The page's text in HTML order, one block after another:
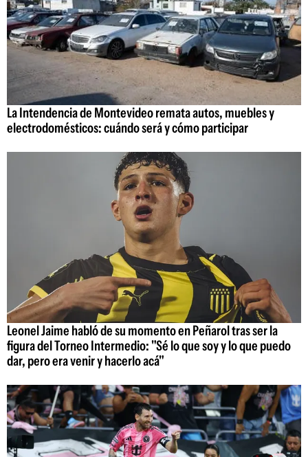
La Intendencia de Montevideo remata autos, muebles y
electrodomésticos: cuándo será y cómo participar
Leonel Jaime habló de su momento en Peñarol tras ser la
figura del Torneo Intermedio: "Sé lo que soy y lo que puedo
dar, pero era venir y hacerlo acá"